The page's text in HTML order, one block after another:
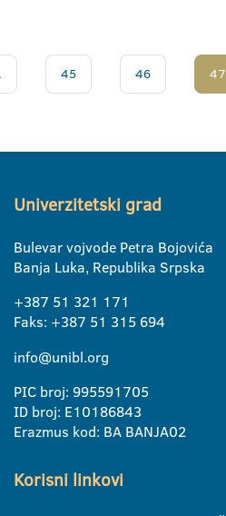
45 46 47
Univerzitetski grad
Bulevar vojvode Petra Bojovića
Banja Luka, Republika Srpska
+387 51 321 171
Faks: +387 51 315 694
info@unibl.org
PIC broj: 995591705
ID broj: E10186843
Erazmus kod: BA BANJA02
Korisni linkovi